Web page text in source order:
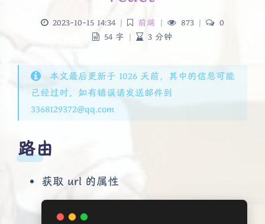
2023-10-15 14:34 | 前端 | 873 |
0
54 字 | 3 分钟
本文最后更新于 1026 天前，其中的信息可能
已经过时，如有错误请发送邮件到
3368129372@qq.com
路由
获取 url 的属性